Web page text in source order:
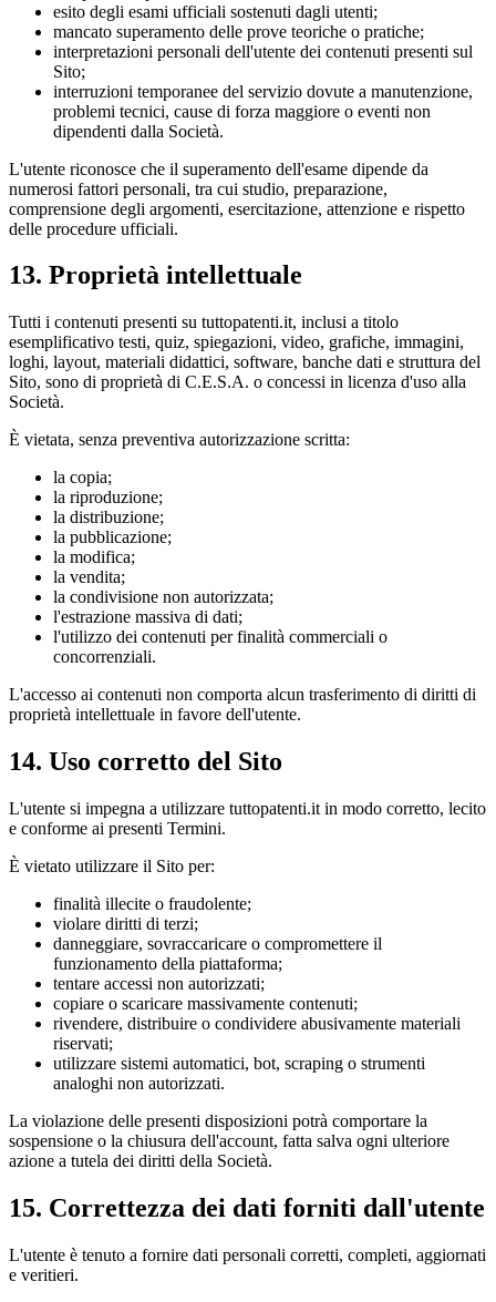
esito degli esami ufficiali sostenuti dagli utenti;
mancato superamento delle prove teoriche o pratiche;
interpretazioni personali dell'utente dei contenuti presenti sul
Sito;
interruzioni temporanee del servizio dovute a manutenzione,
problemi tecnici, cause di forza maggiore o eventi non
dipendenti dalla Società.
L'utente riconosce che il superamento dell'esame dipende da
numerosi fattori personali, tra cui studio, preparazione,
comprensione degli argomenti, esercitazione, attenzione e rispetto
delle procedure ufficiali.
13. Proprietà intellettuale
Tutti i contenuti presenti su tuttopatenti.it, inclusi a titolo
esemplificativo testi, quiz, spiegazioni, video, grafiche, immagini,
loghi, layout, materiali didattici, software, banche dati e struttura del
Sito, sono di proprietà di C.E.S.A. o concessi in licenza d'uso alla
Società.
È vietata, senza preventiva autorizzazione scritta:
la copia;
la riproduzione;
la distribuzione;
la pubblicazione;
la modifica;
la vendita;
la condivisione non autorizzata;
l'estrazione massiva di dati;
l'utilizzo dei contenuti per finalità commerciali o
concorrenziali.
L'accesso ai contenuti non comporta alcun trasferimento di diritti di
proprietà intellettuale in favore dell'utente.
14. Uso corretto del Sito
L'utente si impegna a utilizzare tuttopatenti.it in modo corretto, lecito
e conforme ai presenti Termini.
È vietato utilizzare il Sito per:
finalità illecite o fraudolente;
violare diritti di terzi;
danneggiare, sovraccaricare o compromettere il
funzionamento della piattaforma;
tentare accessi non autorizzati;
copiare o scaricare massivamente contenuti;
rivendere, distribuire o condividere abusivamente materiali
riservati;
utilizzare sistemi automatici, bot, scraping o strumenti
analoghi non autorizzati.
La violazione delle presenti disposizioni potrà comportare la
sospensione o la chiusura dell'account, fatta salva ogni ulteriore
azione a tutela dei diritti della Società.
15. Correttezza dei dati forniti dall'utente
L'utente è tenuto a fornire dati personali corretti, completi, aggiornati
e veritieri.